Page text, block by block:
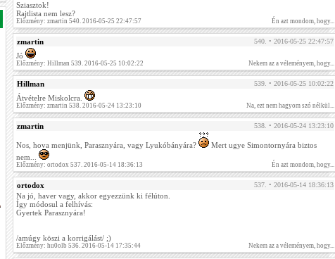
Sziasztok!
Rajtlista nem lesz?
Előzmény: zmartin 540. 2016-05-25 22:47:57 Én azt mondom, hogy...
zmartin 540. • 2016-05-25 22:47:57
Jó
Előzmény: Hillman 539. 2016-05-25 10:02:22 Nekem az a véleményem, hogy...
Hillman 539. • 2016-05-25 10:02:22
Átvételre Miskolcra.
Előzmény: zmartin 538. 2016-05-24 13:23:10 Na, ezt nem hagyom szó nélkül...
zmartin 538. • 2016-05-24 13:23:10
Nos, hova menjünk, Parasznyára, vagy Lyukóbányára?
Mert ugye Simontornyára biztos
nem...
Előzmény: ortodox 537. 2016-05-14 18:36:13 Én azt mondom, hogy...
ortodox 537. • 2016-05-14 18:36:13
Na jó, haver vagy, akkor egyezzünk ki félúton.
Így módosul a felhívás:
Gyertek Parasznyára!
/amúgy köszi a korrigálást/ ;)
Előzmény: hu0olb 536. 2016-05-14 17:35:44 Nekem az a véleményem, hogy...